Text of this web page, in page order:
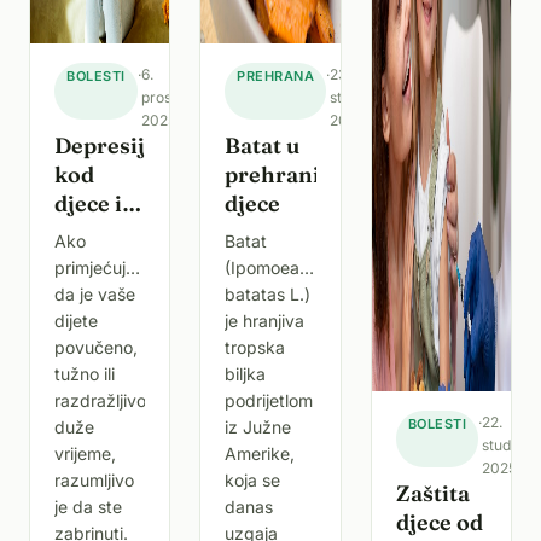
BOLESTI ·6.
prosinca
2025.
Depresija
kod
djece i
mladih
– kako
prepoznati
znakove
i pružiti
podršku
Ako
primjećujete
da je vaše
dijete
povučeno,
tužno ili
razdražljivo
duže
vrijeme,
razumljivo
je da ste
zabrinuti.
PREHRANA ·23.
studenoga
2025.
Batat u
prehrani
djece
Batat
(Ipomoea
batatas L.)
je hranjiva
tropska
biljka
podrijetlom
iz Južne
Amerike,
koja se
danas
uzgaja
BOLESTI ·22.
2025.
Zaštita
djece od